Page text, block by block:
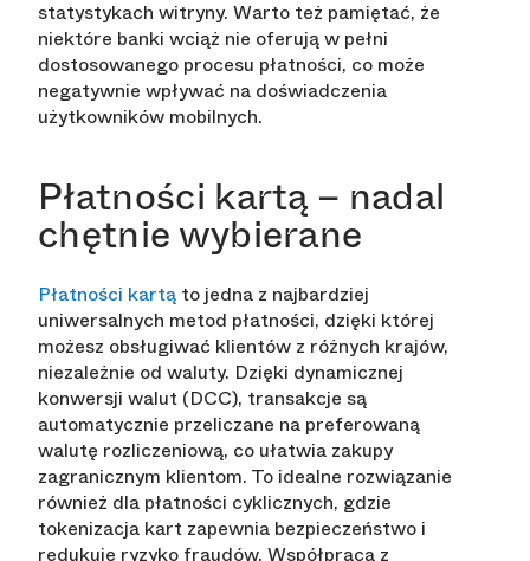
statystykach witryny. Warto też pamiętać, że
niektóre banki wciąż nie oferują w pełni
dostosowanego procesu płatności, co może
negatywnie wpływać na doświadczenia
użytkowników mobilnych.
Płatności kartą – nadal
chętnie wybierane
Płatności kartą to jedna z najbardziej
uniwersalnych metod płatności, dzięki której
możesz obsługiwać klientów z różnych krajów,
niezależnie od waluty. Dzięki dynamicznej
konwersji walut (DCC), transakcje są
automatycznie przeliczane na preferowaną
walutę rozliczeniową, co ułatwia zakupy
zagranicznym klientom. To idealne rozwiązanie
również dla płatności cyklicznych, gdzie
tokenizacja kart zapewnia bezpieczeństwo i
redukuje ryzyko fraudów. Współpraca z